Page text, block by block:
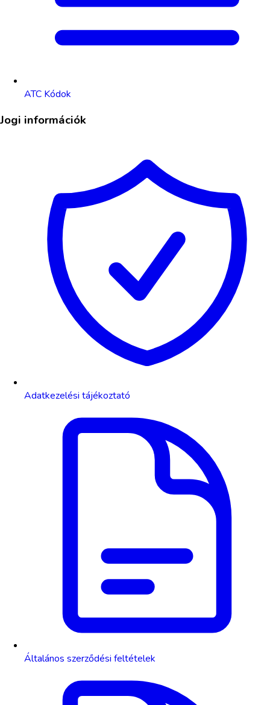
ATC Kódok
Jogi információk
Adatkezelési tájékoztató
Általános szerződési feltételek